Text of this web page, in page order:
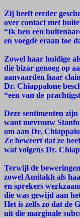
Zij heeft eerder
over contact met
“Ik ben een
en voegde eraan toe
Zowel haar huidige
die bizar genoeg op
aanvaarden haar
Dr. Chiappalone
“een van de
Deze sentimenten
want mevrouw
om aan Dr.
Ze beweert dat ze
wat volgens Dr.
Terwijl de
zowel Amitakh als
en sprekers
die was gewijd aan
Het is zelfs zo dat de
uit die marginale